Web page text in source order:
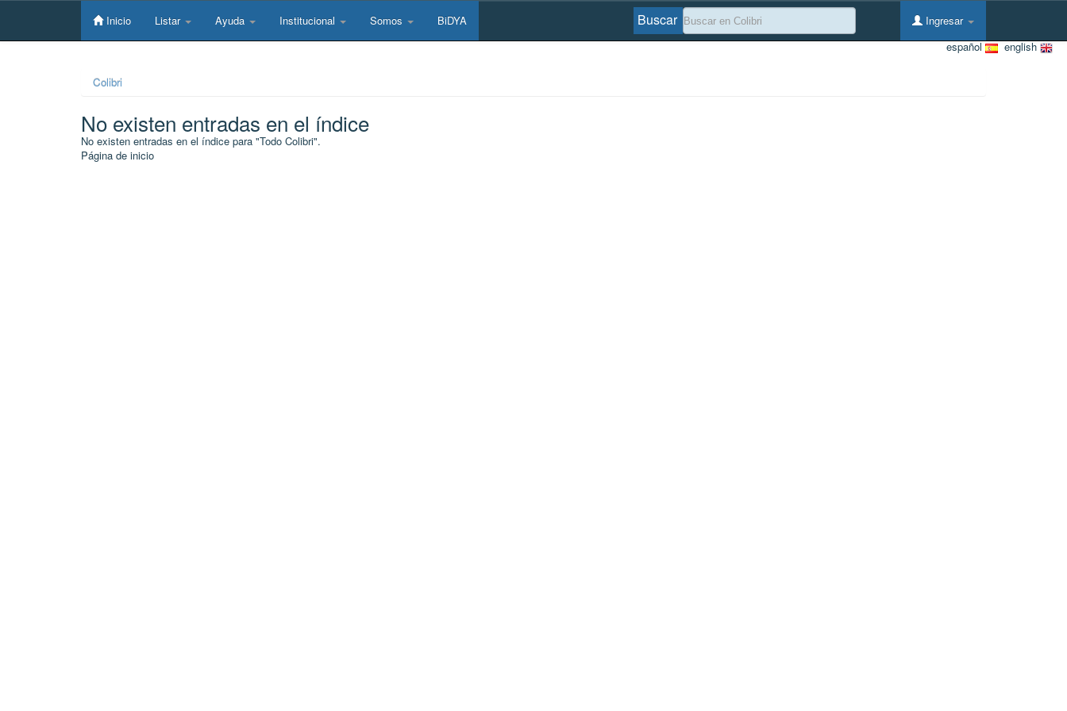
Skip
Inicio Listar Ayuda Institucional Somos BiDYA Ingresar
Buscar
english
español
Colibri
No existen entradas en el índice
No existen entradas en el índice para "Todo Colibri".
Página de inicio